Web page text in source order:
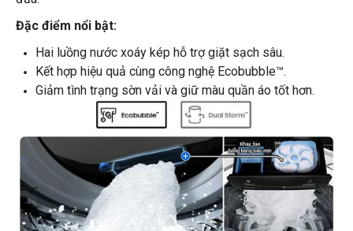
Đặc điểm nổi bật:
Hai luồng nước xoáy kép hỗ trợ giặt sạch sâu.
Kết hợp hiệu quả cùng công nghệ Ecobubble™.
Giảm tình trạng sờn vải và giữ màu quần áo tốt hơn.